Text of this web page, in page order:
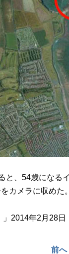
と、54歳になる
カメラに収めた
2014年2月28日
前へ